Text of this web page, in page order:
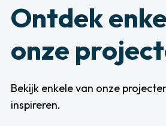
Ontdek
onze
Bekijk enkele van onze
inspireren.